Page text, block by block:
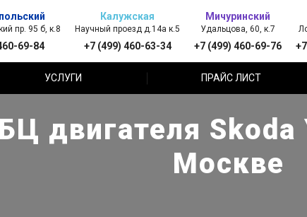
пр. 95 б, к.8
69-84
Калужская
Научный проезд д.14а к.5
+7 (499) 460-63-34
Мичуринский
Удальцова, 60, к.7
+7 (499) 460-69-76
УСЛУГИ ПРАЙС ЛИСТ
двигателя
Москве